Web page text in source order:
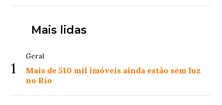
Mais lidas
1
Geral
Mais de 510 mil imóveis ainda estão sem luz
no Rio